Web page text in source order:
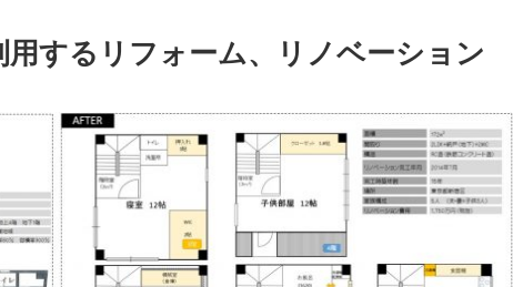
用するリフォーム、リノベーション